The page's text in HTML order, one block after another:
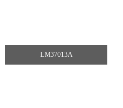
LM37013A